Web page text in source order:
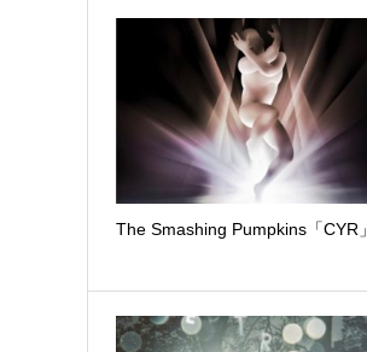
The Smashing Pumpkins「CYR」